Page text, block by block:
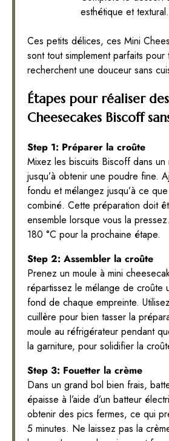
esthétique et textural.
Ces petits délices, ces Mini
sont tout simplement parfaits pour
recherchent une douceur sans
Étapes pour réaliser
Cheesecakes Biscoff
Step 1: Préparer la croûte
Mixez les biscuits Biscoff dans un
jusqu’à obtenir une poudre fine.
fondu et mélangez jusqu’à ce
combiné. Cette préparation doit
ensemble lorsque vous la
180 °C pour la prochaine étape.
Step 2: Assembler la croûte
Prenez un moule à mini
répartissez le mélange de croûte
fond de chaque empreinte.
cuillère pour bien tasser la
moule au réfrigérateur pendant
la garniture, pour solidifier la
Step 3: Fouetter la crème
Dans un grand bol bien frais,
épaisse à l’aide d’un batteur
obtenir des pics fermes, ce qui
5 minutes. Ne laissez pas la